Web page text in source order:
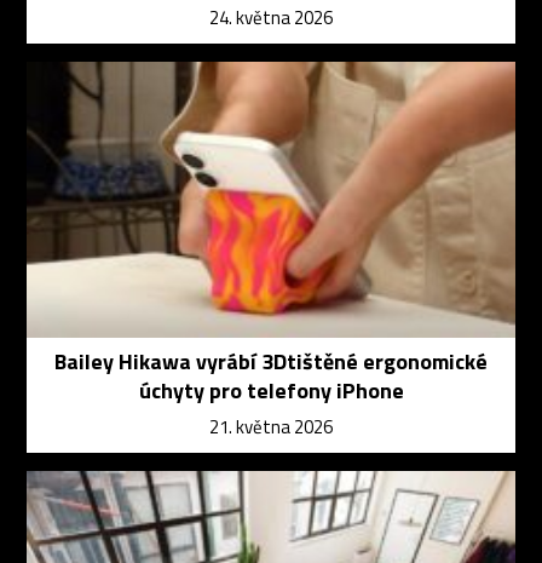
24. května 2026
Bailey Hikawa vyrábí 3Dtištěné ergonomické
úchyty pro telefony iPhone
21. května 2026